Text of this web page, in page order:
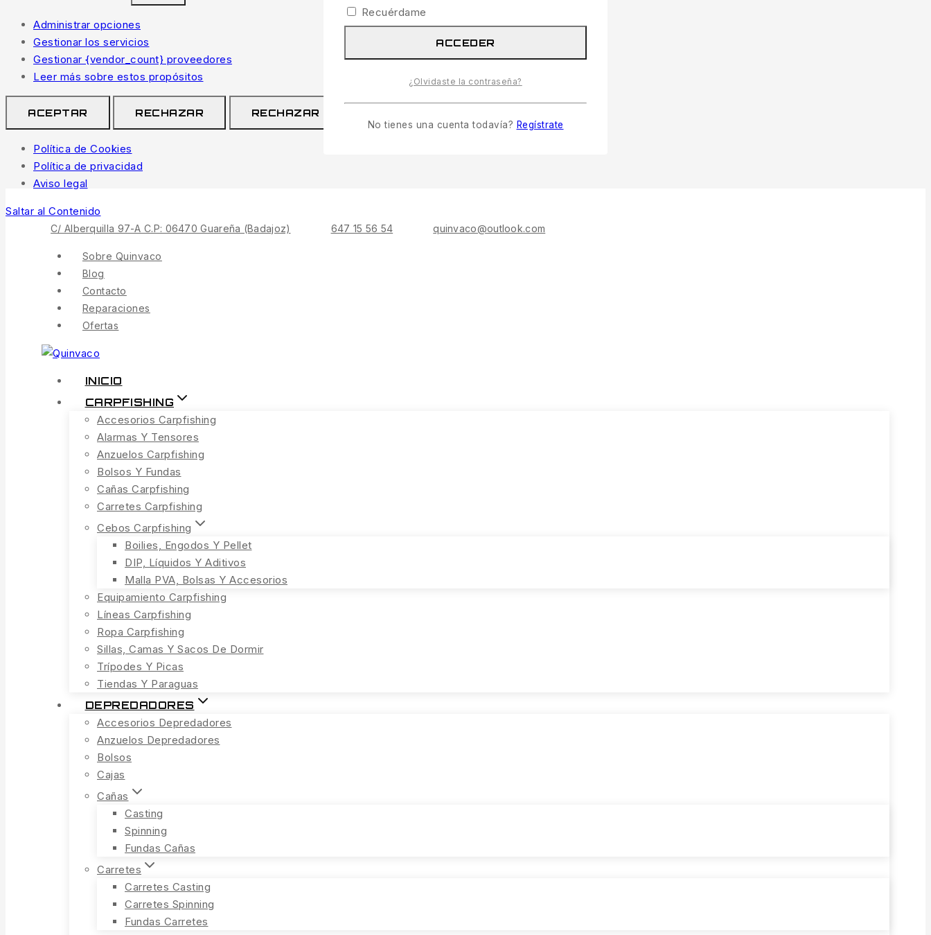
Administrar opciones
Gestionar los servicios
Gestionar {vendor_count} proveedores
Leer más sobre estos propósitos
ACEPTAR RECHAZAR RECHAZAR
Política de Cookies
Política de privacidad
Aviso legal
Saltar al Contenido
C/ Alberquilla 97-A C.P: 06470 Guareña (Badajoz) 647 15 56 54 quinvaco@outlook.com
Sobre Quinvaco
Blog
Contacto
Reparaciones
Ofertas
INICIO
CARPFISHING
Accesorios Carpfishing
Alarmas Y Tensores
Anzuelos Carpfishing
Bolsos Y Fundas
Cañas Carpfishing
Carretes Carpfishing
Cebos Carpfishing
Boilies, Engodos Y Pellet
DIP, Líquidos Y Aditivos
Malla PVA, Bolsas Y Accesorios
Equipamiento Carpfishing
Líneas Carpfishing
Ropa Carpfishing
Sillas, Camas Y Sacos De Dormir
Trípodes Y Picas
Tiendas Y Paraguas
DEPREDADORES
Accesorios Depredadores
Anzuelos Depredadores
Bolsos
Cajas
Cañas
Casting
Spinning
Fundas Cañas
Carretes
Carretes Casting
Carretes Spinning
Fundas Carretes
Recuérdame
ACCEDER
¿Olvidaste la contraseña?
No tienes una cuenta todavía? Regístrate